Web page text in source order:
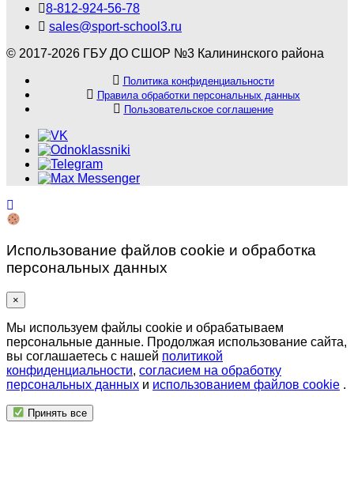
8-812-924-56-78
sales@sport-school3.ru
© 2017-2026 ГБУ ДО СШОР №3 Калининского района
Политика конфиденциальности
Правила обработки персональных данных
Пользовательское соглашение
Использование файлов cookie и обработка
персональных данных
×
Мы используем файлы cookie и обрабатываем
персональные данные. Продолжая использование сайта,
вы соглашаетесь с нашей политикой
конфиденциальности, согласием на обработку
персональных данных и использованием файлов cookie .
Принять все